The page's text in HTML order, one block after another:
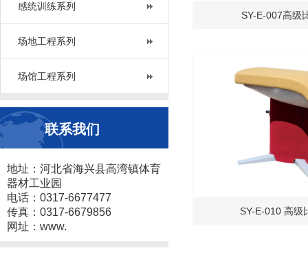
感统训练系列
场地工程系列
场馆工程系列
联系我们
地址：河北省海兴县高湾镇体育
器材工业园
电话：0317-6677477
传真：0317-6679856
网址：www.
SY-E-007高级
SY-E-010 高级